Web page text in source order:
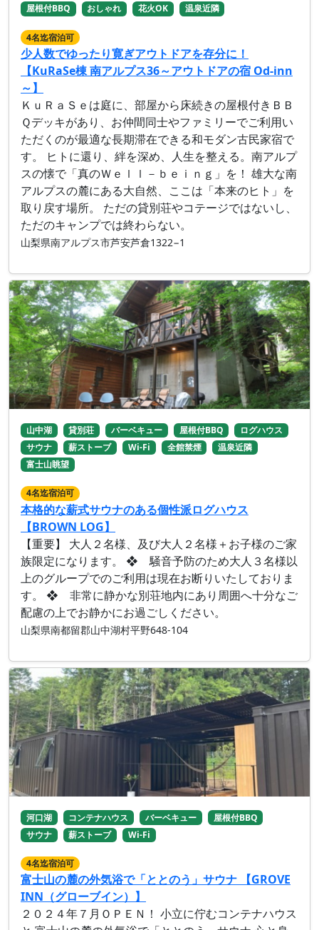
屋根付BBQ
おしゃれ 花火OK 温泉近隣
4名迄宿泊可
少人数でゆったり寛ぎアウトドアを存分に！
【KuRaSe棟 南アルプス36～アウトドアの宿 Od-inn
～】
ＫｕＲａＳｅは庭に、部屋から床続きの屋根付きＢＢ
Ｑデッキがあり、お仲間同士やファミリーでご利用い
ただくのが最適な長期滞在できる和モダン古民家宿で
す。 ヒトに還り、絆を深め、人生を整える。南アルプ
スの懐で「真のＷｅｌｌ－ｂｅｉｎｇ」を！ 雄大な南
アルプスの麓にある大自然、ここは「本来のヒト」を
取り戻す場所。 ただの貸別荘やコテージではないし、
ただのキャンプでは終わらない。
山梨県南アルプス市芦安芦倉1322−1
山中湖 貸別荘 バーベキュー 屋根付BBQ
ログハウス
サウナ
薪ストーブ Wi-Fi 全館禁煙
温泉近隣
富士山眺望
4名迄宿泊可
本格的な薪式サウナのある個性派ログハウス
【BROWN LOG】
【重要】 大人２名様、及び大人２名様＋お子様のご家
族限定になります。 ❖ 騒音予防のため大人３名様以
上のグループでのご利用は現在お断りいたしておりま
す。 ❖ 非常に静かな別荘地内にあり周囲へ十分なご
配慮の上でお静かにお過ごしください。
山梨県南都留郡山中湖村平野648-104
河口湖 コンテナハウス バーベキュー
屋根付BBQ
サウナ
薪ストーブ Wi-Fi
4名迄宿泊可
富士山の麓の外気浴で「ととのう」サウナ 【GROVE
INN（グローブイン）】
２０２４年７月ＯＰＥＮ！ 小立に佇むコンテナハウス